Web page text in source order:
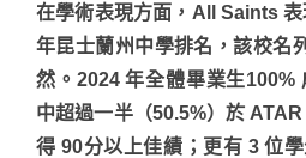
在學術表現方面，All Saints
年昆士蘭州中學排名，該校名
然。2024 年全體畢業生100%
中超過一半（50.5%）於
得 90分以上佳績；更有 3 位